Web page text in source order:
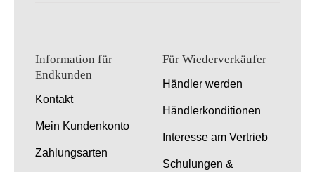
Information für
Endkunden
Kontakt
Mein Kundenkonto
Zahlungsarten
Für Wiederverkäufer
Händler werden
Händlerkonditionen
Interesse am Vertrieb
Schulungen &